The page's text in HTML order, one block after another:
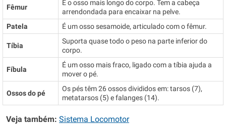
Fêmur
É o osso mais longo do corpo. Tem a cabeça
arrendondada para encaixar na pelve.
Patela
É um osso sesamoide, articulado com o fêmur.
Tíbia
Suporta quase todo o peso na parte inferior do
corpo.
Fíbula
É um osso mais fraco, ligado com a tíbia ajuda a
mover o pé.
Ossos do pé
Os pés têm 26 ossos divididos em: tarsos (7),
metatarsos (5) e falanges (14).
Veja também: Sistema Locomotor